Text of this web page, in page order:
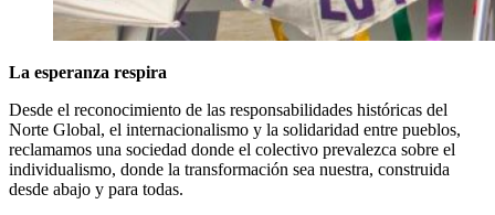
La esperanza respira
Desde el reconocimiento de las responsabilidades históricas del
Norte Global, el internacionalismo y la solidaridad entre pueblos,
reclamamos una sociedad donde el colectivo prevalezca sobre el
individualismo, donde la transformación sea nuestra, construida
desde abajo y para todas.